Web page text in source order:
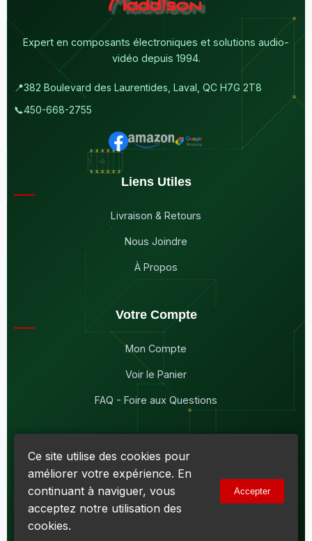
Expert en composants électroniques et solutions audio-
vidéo depuis 1994.
📍382 Boulevard des Laurentides, Laval, QC H7G 2T8
📞450-668-2755
Liens Utiles
Livraison & Retours
Nous Joindre
À Propos
Votre Compte
Mon Compte
Voir le Panier
FAQ - Foire aux Questions
© 2026Maddison Électronique Inc.
Politique de confidentialité & Cookies|
Conditions d'utilisation
Numéro d'entreprise du Québec (NEQ) :
R138919030RT0001 • TVQ : 10-1702-3051TQ0001
Ce site utilise des cookies pour
améliorer votre expérience. En
continuant à naviguer, vous
acceptez notre utilisation des
cookies.
Accepter